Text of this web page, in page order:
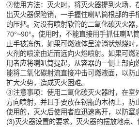
②使用方法：灭火时，将灭火器提到火场，
出灭火器保险销，一手握住喇叭筒根部的手
的压把。对没有喷射软管的二氧化碳灭火器
70°~90°。使用时，不能直接用手抓住喇叭
止手被冻伤。如果可燃液体呈流淌状燃烧时
火剂的喷流由近而远向火焰喷射。如果可燃
用者应将喇叭筒提起，从容器的一侧上部向
能将二氧化碳射流直接冲击可燃液面，以防
扩大火势，造成灭火困难。
③注意事项：使用二氧化碳灭火器时，在室
方向喷射，并且手要放在钢瓶的木柄上，防
使用的，灭火后使用者应迅速离开，以防窒
(3)灭火器设置的要求。灭火器的摆放地点